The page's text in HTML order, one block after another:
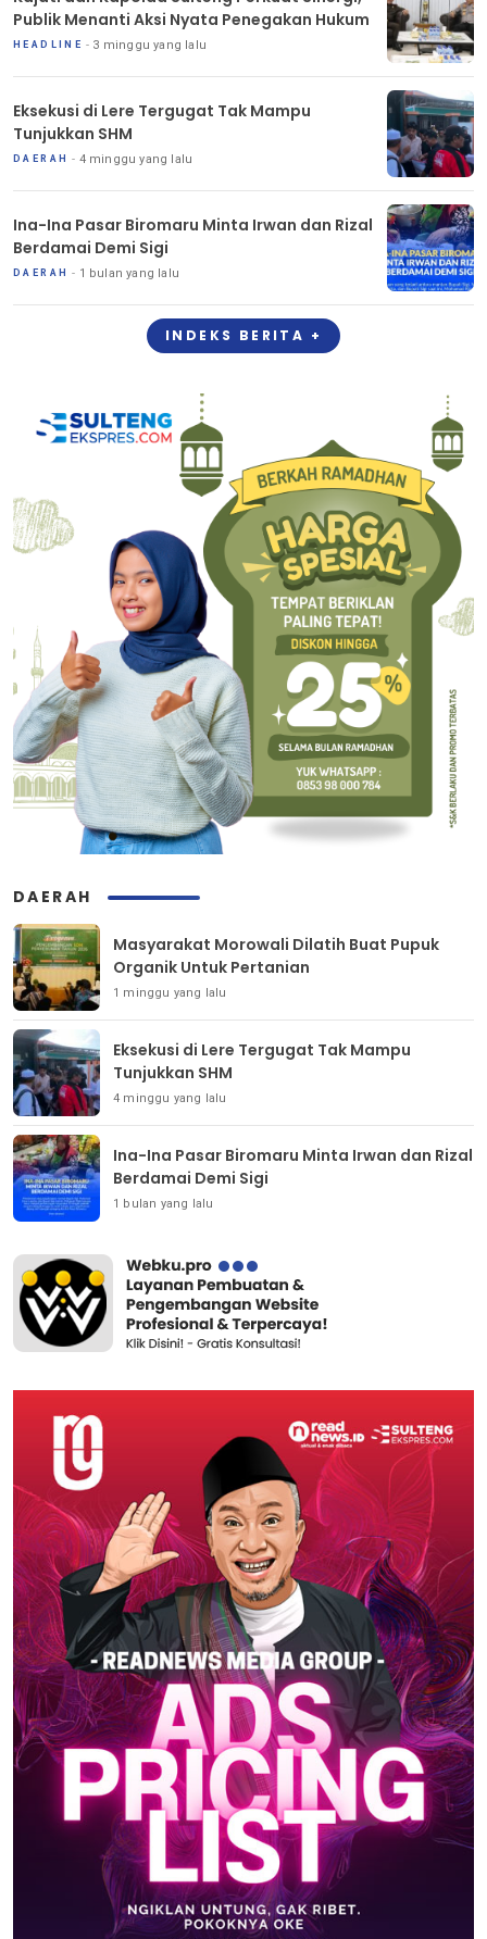
Publik Menanti Aksi Nyata Penegakan Hukum
HEADLINE 3 minggu yang lalu
Eksekusi di Lere Tergugat Tak Mampu
Tunjukkan SHM
DAERAH 4 minggu yang lalu
Ina-Ina Pasar Biromaru Minta Irwan dan Rizal
Berdamai Demi Sigi
DAERAH 1 bulan yang lalu
INDEKS BERITA +
DAERAH
Masyarakat Morowali Dilatih Buat Pupuk
Organik Untuk Pertanian
1 minggu yang lalu
Eksekusi di Lere Tergugat Tak Mampu
Tunjukkan SHM
4 minggu yang lalu
Ina-Ina Pasar Biromaru Minta Irwan dan Rizal
Berdamai Demi Sigi
1 bulan yang lalu